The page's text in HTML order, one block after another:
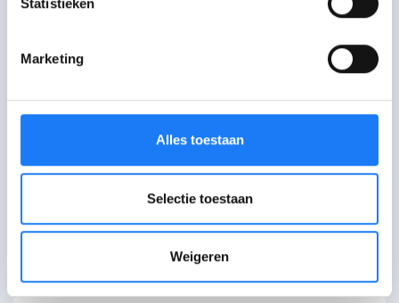
Statistieken
Marketing
Alles toestaan
Selectie toestaan
Weigeren
WAT WAT brengt info voor jongeren via artikels, verhalen
Over WAT WAT
Bestel infomateriaal
Volg ons op sociale media
Instagram